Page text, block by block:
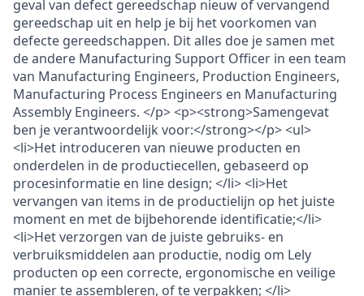
geval van defect gereedschap nieuw of vervangend
gereedschap uit en help je bij het voorkomen van
defecte gereedschappen. Dit alles doe je samen met
de andere Manufacturing Support Officer in een team
van Manufacturing Engineers, Production Engineers,
Manufacturing Process Engineers en Manufacturing
Assembly Engineers. </p> <p><strong>Samengevat
ben je verantwoordelijk voor:</strong></p> <ul>
<li>Het introduceren van nieuwe producten en
onderdelen in de productiecellen, gebaseerd op
procesinformatie en line design; </li> <li>Het
vervangen van items in de productielijn op het juiste
moment en met de bijbehorende identificatie;</li>
<li>Het verzorgen van de juiste gebruiks- en
verbruiksmiddelen aan productie, nodig om Lely
producten op een correcte, ergonomische en veilige
manier te assembleren, of te verpakken; </li>